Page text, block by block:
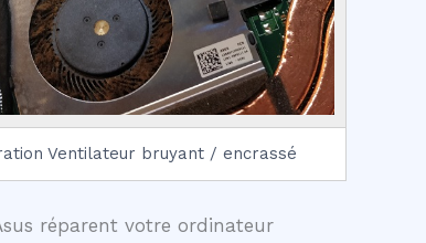
Ventilateur bruyant / encrassé
réparent votre ordinateur